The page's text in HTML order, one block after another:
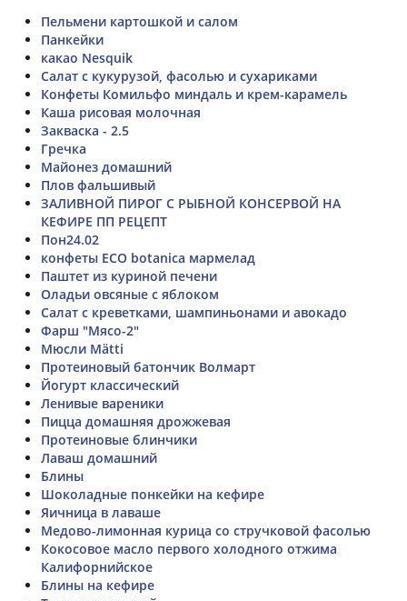
Пельмени картошкой и салом
Панкейки
какао Nesquik
Салат с кукурузой, фасолью и сухариками
Конфеты Комильфо миндаль и крем-карамель
Каша рисовая молочная
Закваска - 2.5
Гречка
Майонез домашний
Плов фальшивый
ЗАЛИВНОЙ ПИРОГ С РЫБНОЙ КОНСЕРВОЙ НА
КЕФИРЕ ПП РЕЦЕПТ
Пон24.02
конфеты ECO botanica мармелад
Паштет из куриной печени
Оладьи овсяные с яблоком
Салат с креветками, шампиньонами и авокадо
Фарш "Мясо-2"
Мюсли Mätti
Протеиновый батончик Волмарт
Йогурт классический
Ленивые вареники
Пицца домашняя дрожжевая
Протеиновые блинчики
Лаваш домашний
Блины
Шоколадные понкейки на кефире
Яичница в лаваше
Медово-лимонная курица со стручковой фасолью
Кокосовое масло первого холодного отжима
Калифорнийское
Блины на кефире